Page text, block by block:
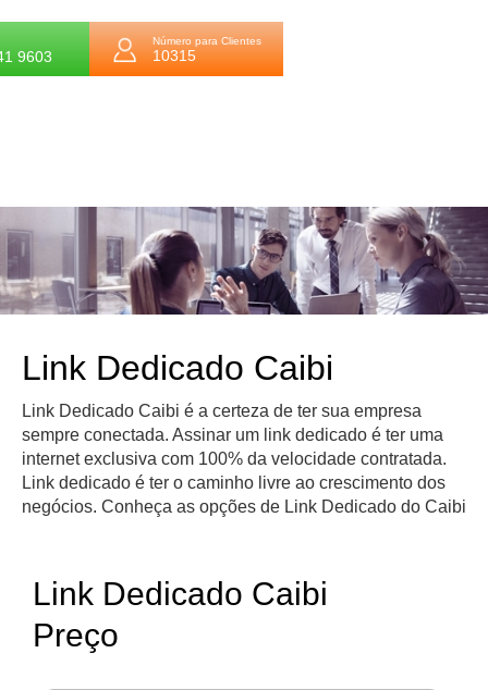
9603
Número para Clientes
10315
Link Dedicado Caibi
Link Dedicado Caibi é a certeza de ter sua empresa
sempre conectada. Assinar um link dedicado é ter uma
internet exclusiva com 100% da velocidade contratada.
Link dedicado é ter o caminho livre ao crescimento dos
negócios. Conheça as opções de Link Dedicado do Caibi
Link Dedicado Caibi
Preço